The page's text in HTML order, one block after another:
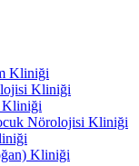
Kliniği
Kliniği
Kliniği
Nörolojisi Kliniği
Kliniği